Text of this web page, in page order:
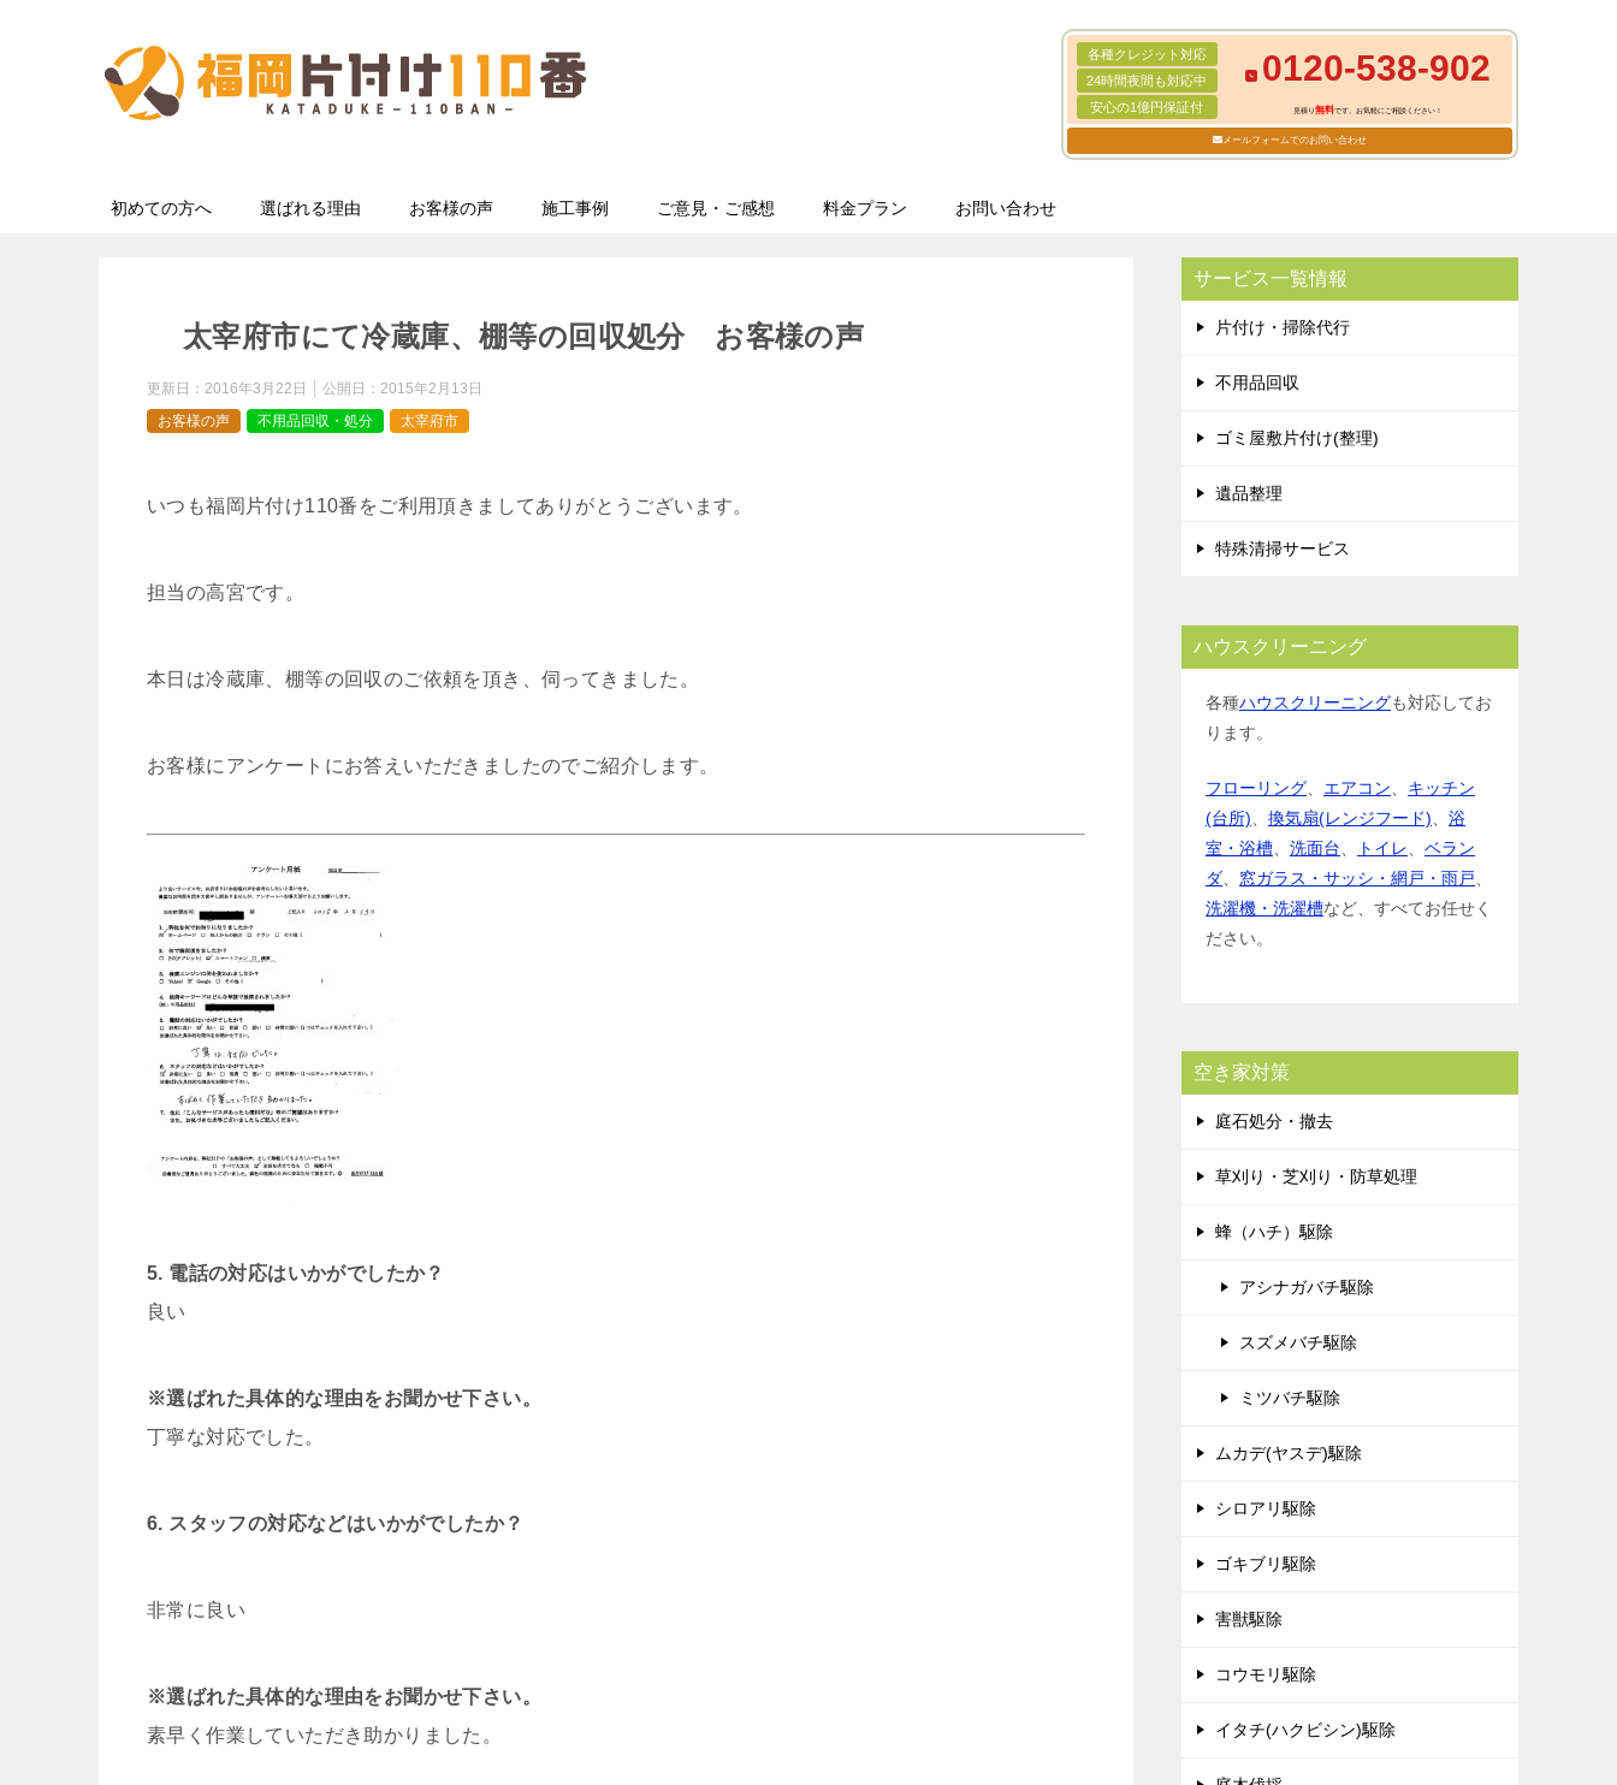
各種クレジット対応
24時間夜間も対応中
安心の1億円保証付
0120-538-902
見積り無料です。お気軽にご相談ください！
メールフォームでのお問い合わせ
初めての方へ 選ばれる理由 お客様の声 施工事例 ご意見・ご感想 料金プラン お問い合わせ
太宰府市にて冷蔵庫、棚等の回収処分 お客様の声
更新日： 2016年3月22日 公開日： 2015年2月13日
お客様の声
不用品回収・処分 太宰府市
いつも福岡片付け110番をご利用頂きましてありがとうございます。
担当の高宮です。
本日は冷蔵庫、棚等の回収のご依頼を頂き、伺ってきました。
お客様にアンケートにお答えいただきましたのでご紹介します。
5. 電話の対応はいかがでしたか？
良い
※選ばれた具体的な理由をお聞かせ下さい。
丁寧な対応でした。
6. スタッフの対応などはいかがでしたか？
非常に良い
※選ばれた具体的な理由をお聞かせ下さい。
素早く作業していただき助かりました。
サービス一覧情報
片付け・掃除代行
不用品回収
ゴミ屋敷片付け(整理)
遺品整理
特殊清掃サービス
ハウスクリーニング
各種ハウスクリーニングも対応してお
ります。
フローリング エアコン
キッチン
(台所)
換気扇(レンジフード)
浴
室・浴槽
洗面台 トイレ
ベラン
ダ
窓ガラス・サッシ・網戸・雨戸
洗濯機・洗濯槽など、すべてお任せく
ださい。
空き家対策
庭石処分・撤去
草刈り・芝刈り・防草処理
蜂（ハチ）駆除
アシナガバチ駆除
スズメバチ駆除
ミツバチ駆除
ムカデ(ヤスデ)駆除
シロアリ駆除
ゴキブリ駆除
害獣駆除
コウモリ駆除
イタチ(ハクビシン)駆除